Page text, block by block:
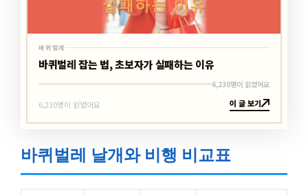
바퀴벌레
바퀴벌레 잡는 법, 초보자가 실패하는 이유
6,230명이 읽었어요
6,230명이 읽었어요 이 글 보기
바퀴벌레 날개와 비행 비교표